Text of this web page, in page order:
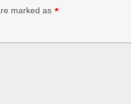
marked as *